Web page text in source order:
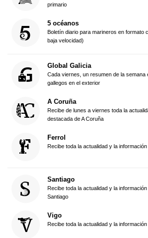
primario
5 océanos
Boletín diario para marineros en formato
baja velocidad)
Global Galicia
Cada viernes, un resumen de la semana
gallegos en el exterior
A Coruña
Recibe de lunes a viernes toda la
destacada de A Coruña
Ferrol
Recibe toda la actualidad y la
Santiago
Recibe toda la actualidad y la
Santiago
Vigo
Recibe toda la actualidad y la